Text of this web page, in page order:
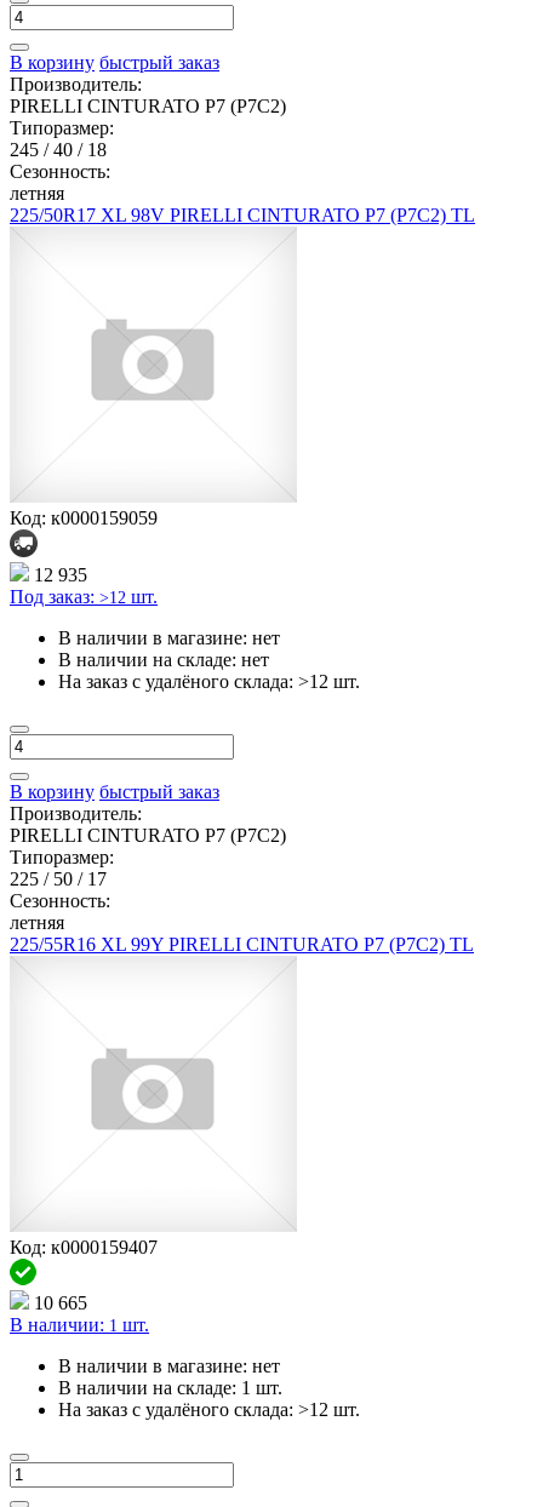
В корзину быстрый заказ
Производитель:
PIRELLI CINTURATO P7 (P7C2)
Типоразмер:
245 / 40 / 18
Сезонность:
летняя
225/50R17 XL 98V PIRELLI CINTURATO P7 (P7C2) TL
Код: к0000159059
12 935
Под заказ: >12 шт.
В наличии в магазине: нет
В наличии на складе: нет
На заказ с удалёного склада: >12 шт.
В корзину быстрый заказ
Производитель:
PIRELLI CINTURATO P7 (P7C2)
Типоразмер:
225 / 50 / 17
Сезонность:
летняя
225/55R16 XL 99Y PIRELLI CINTURATO P7 (P7C2) TL
Код: к0000159407
10 665
В наличии: 1 шт.
В наличии в магазине: нет
В наличии на складе: 1 шт.
На заказ с удалёного склада: >12 шт.